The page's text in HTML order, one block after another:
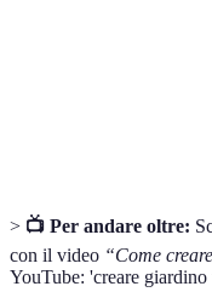
> 📺 Per andare oltre:
con il video “Come
YouTube: 'creare